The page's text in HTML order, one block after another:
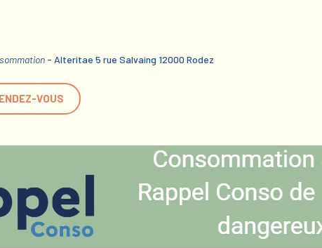
- Alteritae 5 rue Salvaing 12000 Rodez
VOUS